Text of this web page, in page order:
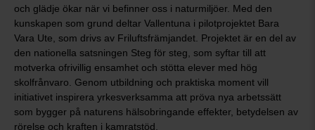
och glädje ökar när vi befinner oss i naturmiljöer. Med den
kunskapen som grund deltar Vallentuna i pilotprojektet Bara
Vara Ute, som drivs av Friluftsfrämjandet. Projektet är en del av
den nationella satsningen Steg för steg, som syftar till att
motverka ofrivillig ensamhet och stötta elever med hög
skolfrånvaro. Genom utbildning och praktiska moment vill
initiativet inspirera yrkesverksamma att pröva nya arbetssätt
som bygger på naturens hälsobringande effekter, betydelsen av
rörelse och kraften i kamratstöd.